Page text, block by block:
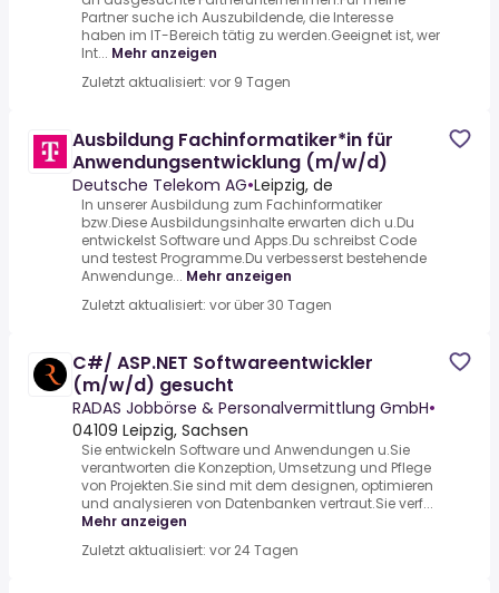
Partner suche ich Auszubildende, die Interesse
haben im IT-Bereich tätig zu werden.Geeignet ist, wer
Int... Mehr anzeigen
Zuletzt aktualisiert: vor 9 Tagen
Ausbildung Fachinformatiker*in für
Anwendungsentwicklung (m/w/d)
Deutsche Telekom AG•Leipzig, de
In unserer Ausbildung zum Fachinformatiker
bzw.Diese Ausbildungsinhalte erwarten dich u.Du
entwickelst Software und Apps.Du schreibst Code
und testest Programme.Du verbesserst bestehende
Anwendunge... Mehr anzeigen
Zuletzt aktualisiert: vor über 30 Tagen
C#/ ASP.NET Softwareentwickler
(m/w/d) gesucht
RADAS Jobbörse & Personalvermittlung GmbH•
04109 Leipzig, Sachsen
Sie entwickeln Software und Anwendungen u.Sie
verantworten die Konzeption, Umsetzung und Pflege
von Projekten.Sie sind mit dem designen, optimieren
und analysieren von Datenbanken vertraut.Sie verf...
Mehr anzeigen
Zuletzt aktualisiert: vor 24 Tagen